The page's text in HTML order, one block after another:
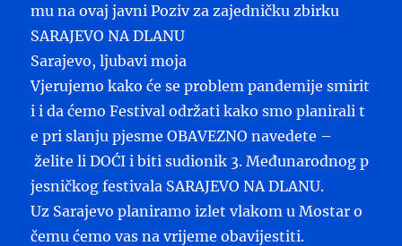
mu na ovaj javni Poziv za zajedničku zbirku
SARAJEVO NA DLANU
Sarajevo, ljubavi moja
Vjerujemo kako će se problem pandemije smirit
i i da ćemo Festival održati kako smo planirali t
e pri slanju pjesme OBAVEZNO navedete –
želite li DOĆI i biti sudionik 3. Međunarodnog p
jesničkog festivala SARAJEVO NA DLANU.
Uz Sarajevo planiramo izlet vlakom u Mostar o
čemu ćemo vas na vrijeme obavijestiti.